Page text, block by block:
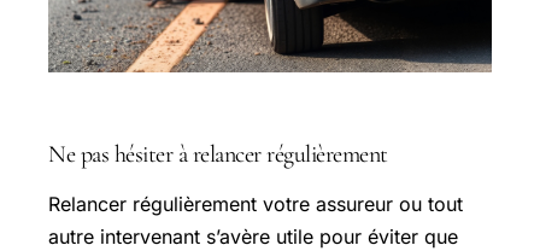
Ne pas hésiter à relancer régulièrement
Relancer régulièrement votre assureur ou tout
autre intervenant s’avère utile pour éviter que